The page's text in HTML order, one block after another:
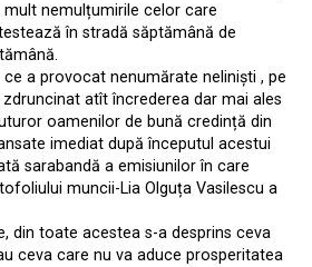
mult nemulțumirile celor care
în stradă săptămână de
a provocat nenumărate neliniști , pe
atît încrederea dar mai ales
oamenilor de bună credință din
imediat după începutul acestui
sarabandă a emisiunilor în care
muncii-Lia Olguța Vasilescu a
din toate acestea s-a desprins ceva
ceva care nu va aduce prosperitatea